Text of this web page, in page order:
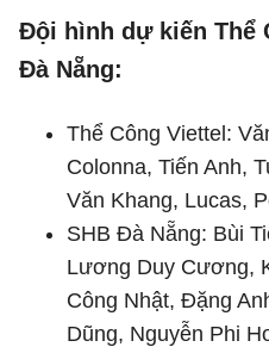
Đội hình dự kiến Thể
Đà Nẵng:
Thể Công Viettel:
Colonna, Tiến Anh,
Văn Khang, Lucas,
SHB Đà Nẵng: Bùi
Lương Duy Cương,
Công Nhật, Đặng
Dũng, Nguyễn Phi